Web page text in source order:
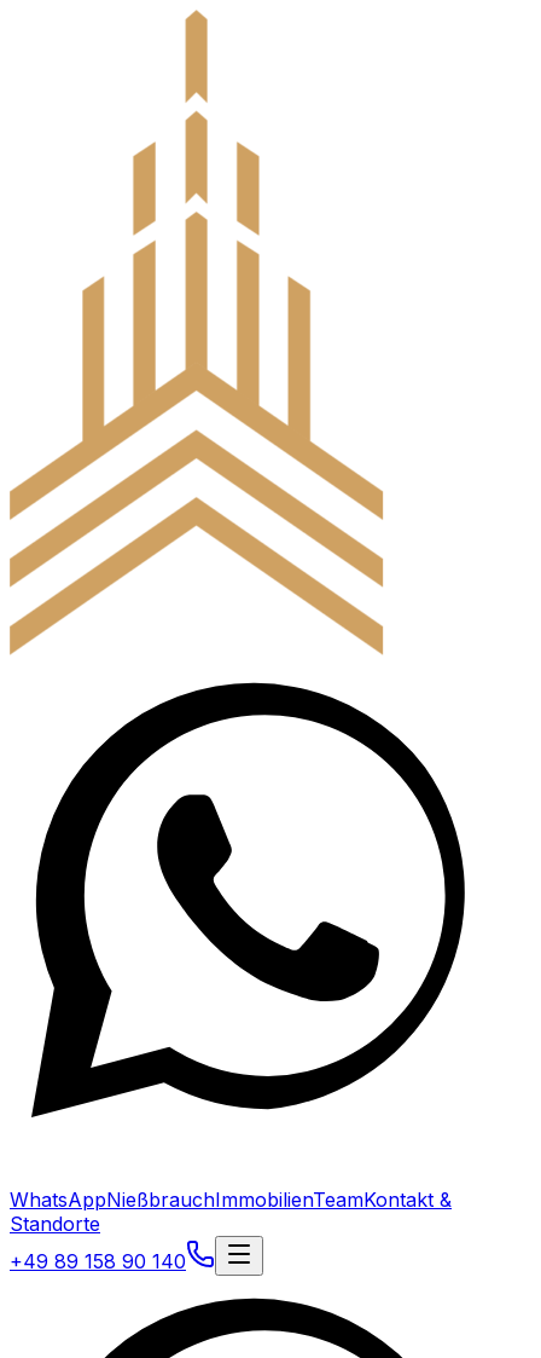
WhatsAppNießbrauchImmobilienTeamKontakt &
Standorte
+49 89 158 90 140